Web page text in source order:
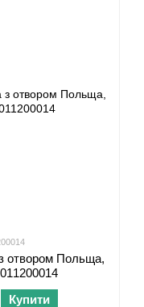
отвором Польща,
Купити